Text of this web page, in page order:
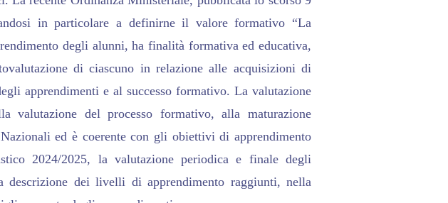
in particolare a definirne il valore formativo “La
degli alunni, ha finalità formativa ed educativa,
di ciascuno in relazione alle acquisizioni di
apprendimenti e al successo formativo. La valutazione
valutazione del processo formativo, alla maturazione
ed è coerente con gli obiettivi di apprendimento
2024/2025, la valutazione periodica e finale degli
descrizione dei livelli di apprendimento raggiunti, nella